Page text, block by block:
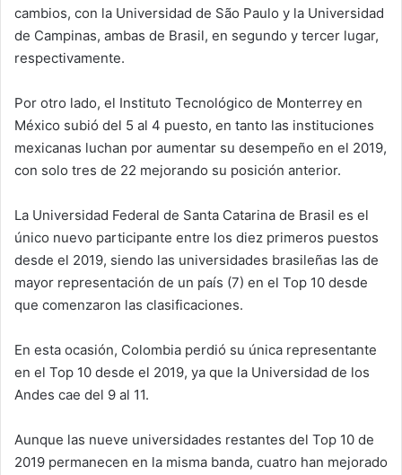
cambios, con la Universidad de São Paulo y la Universidad
de Campinas, ambas de Brasil, en segundo y tercer lugar,
respectivamente.
Por otro lado, el Instituto Tecnológico de Monterrey en
México subió del 5 al 4 puesto, en tanto las instituciones
mexicanas luchan por aumentar su desempeño en el 2019,
con solo tres de 22 mejorando su posición anterior.
La Universidad Federal de Santa Catarina de Brasil es el
único nuevo participante entre los diez primeros puestos
desde el 2019, siendo las universidades brasileñas las de
mayor representación de un país (7) en el Top 10 desde
que comenzaron las clasificaciones.
En esta ocasión, Colombia perdió su única representante
en el Top 10 desde el 2019, ya que la Universidad de los
Andes cae del 9 al 11.
Aunque las nueve universidades restantes del Top 10 de
2019 permanecen en la misma banda, cuatro han mejorado